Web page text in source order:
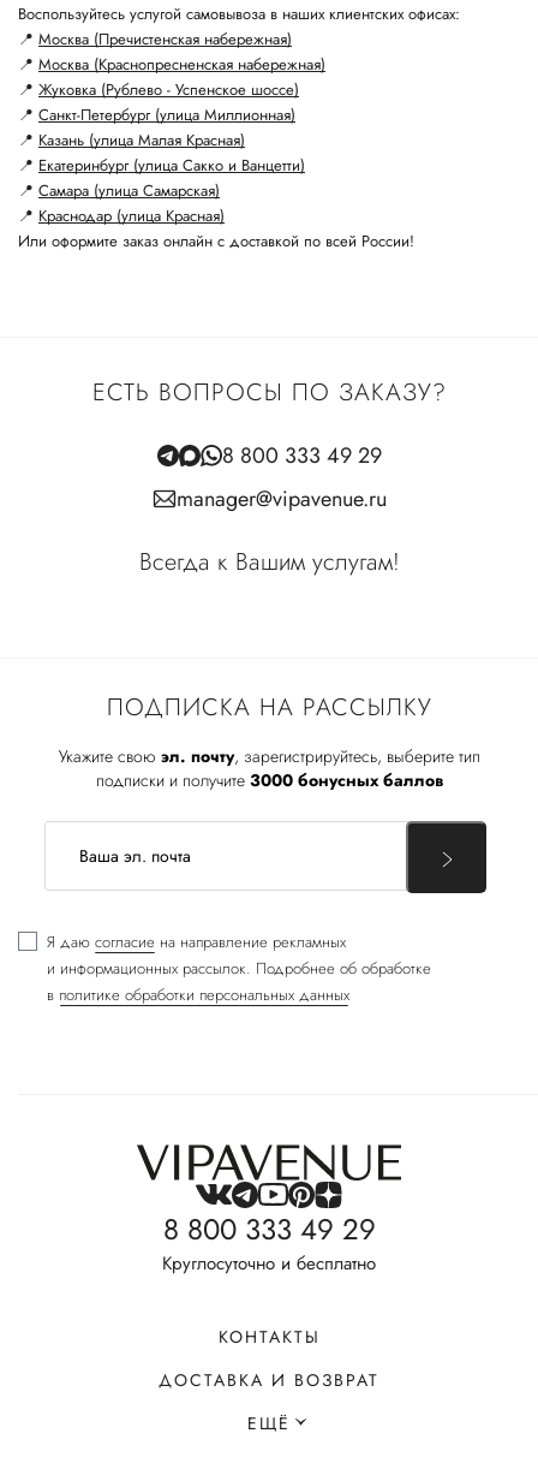
Воспользуйтесь услугой самовывоза в наших клиентских офисах:
📍 Москва (Пречистенская набережная)
📍 Москва (Краснопресненская набережная)
📍 Жуковка (Рублево - Успенское шоссе)
📍 Санкт-Петербург (улица Миллионная)
📍 Казань (улица Малая Красная)
📍 Екатеринбург (улица Сакко и Ванцетти)
📍 Самара (улица Самарская)
📍 Краснодар (улица Красная)
Или оформите заказ онлайн с доставкой по всей России!
ПОДПИСКА НА РАССЫЛКУ
Укажите свою эл. почту, зарегистрируйтесь, выберите тип
подписки и получите 3000 бонусных баллов
Я даю согласие на направление рекламных
и информационных рассылок. Подробнее об обработке
в политике обработки персональных данных
ЕСТЬ ВОПРОСЫ ПО ЗАКАЗУ?
8 800 333 49 29
manager@vipavenue.ru
Всегда к Вашим услугам!
8 800 333 49 29
Круглосуточно и бесплатно
КОНТАКТЫ
ДОСТАВКА И ВОЗВРАТ
ЕЩЁ